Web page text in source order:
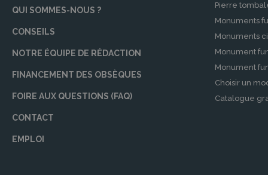
QUI SOMMES-NOUS ?
CONSEILS
NOTRE ÉQUIPE DE RÉDACTION
FINANCEMENT DES OBSÈQUES
FOIRE AUX QUESTIONS (FAQ)
CONTACT
EMPLOI
Pierre
Monuments
Monuments
Monument
Monument
Choisir un
Catalogue